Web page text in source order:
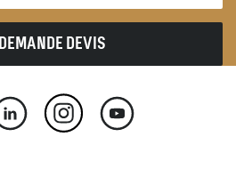
DEMANDE DEVIS